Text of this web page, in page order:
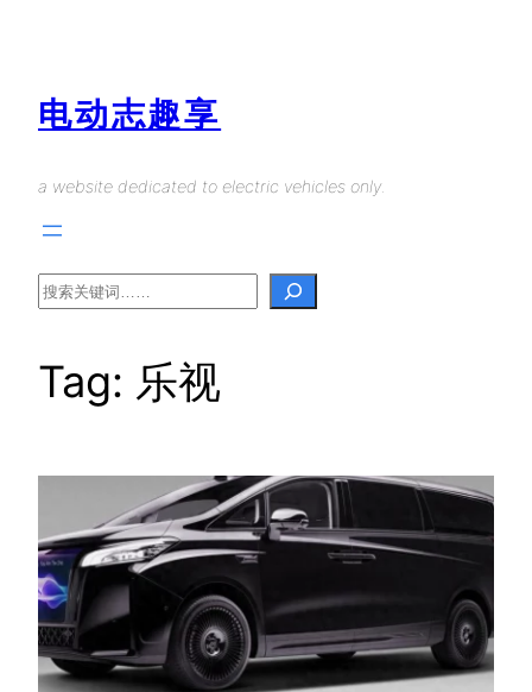
电动志趣享
a website dedicated to electric vehicles only.
Search
Tag: 乐视